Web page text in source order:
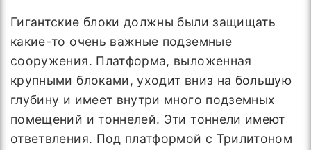
Гигантские блоки должны были защищать
какие-то очень важные подземные
сооружения. Платформа, выложенная
крупными блоками, уходит вниз на большую
глубину и имеет внутри много подземных
помещений и тоннелей. Эти тоннели имеют
ответвления. Под платформой с Трилитоном